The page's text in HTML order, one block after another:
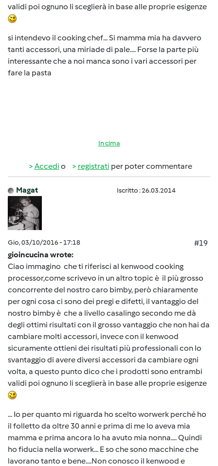
validi poi ognuno li sceglierà in base alle proprie esigenze
si intendevo il cooking chef... Si mamma mia ha davvero
tanti accessori, una miriade di pale.... Forse la parte più
interessante che a noi manca sono i vari accessori per
fare la pasta
In cima
Accedi o registrati per poter commentare
Magat Iscritto : 26.03.2014
Gio, 03/10/2016 - 17:18
#19
gioincucina wrote:
Ciao immagino che ti riferisci al kenwood cooking
processor,come scrivevo in un altro topic è il più grosso
concorrente del nostro caro bimby, però chiaramente
per ogni cosa ci sono dei pregi e difetti, il vantaggio del
nostro bimby è che a livello casalingo secondo me dà
degli ottimi risultati con il grosso vantaggio che non hai da
cambiare molti accessori, invece con il kenwood
sicuramente ottieni dei risultati più professionali con lo
svantaggio di avere diversi accessori da cambiare ogni
volta, a questo punto dico che i prodotti sono entrambi
validi poi ognuno li sceglierà in base alle proprie esigenze
... Io per quanto mi riguarda ho scelto worwerk perché ho
il folletto da oltre 30 anni e prima di me lo aveva mia
mamma e prima ancora lo ha avuto mia nonna.... Quindi
ho fiducia nella worwerk... E so che sono macchine che
lavorano tanto e bene....Non conosco il kenwood e